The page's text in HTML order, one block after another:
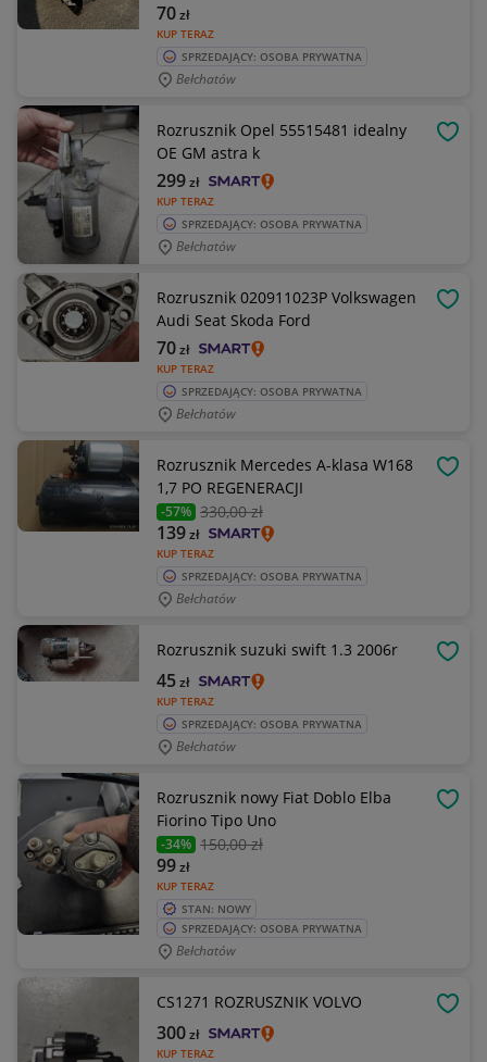
KUP TERAZ
70zł
SPRZEDAJĄCY: OSOBA PRYWATNA
Bełchatów
Rozrusznik Opel 55515481 idealny
OE GM astra k
KUP TERAZ
299zł
SPRZEDAJĄCY: OSOBA PRYWATNA
Bełchatów
Rozrusznik 020911023P Volkswagen
Audi Seat Skoda Ford
KUP TERAZ
70zł
SPRZEDAJĄCY: OSOBA PRYWATNA
Bełchatów
Rozrusznik Mercedes A-klasa W168
1,7 PO REGENERACJI
-57% 330,00 zł
KUP TERAZ
139zł
SPRZEDAJĄCY: OSOBA PRYWATNA
Bełchatów
Rozrusznik suzuki swift 1.3 2006r
KUP TERAZ
45zł
SPRZEDAJĄCY: OSOBA PRYWATNA
Bełchatów
Rozrusznik nowy Fiat Doblo Elba
Fiorino Tipo Uno
-34% 150,00 zł
KUP TERAZ
99zł
STAN: NOWY
SPRZEDAJĄCY: OSOBA PRYWATNA
Bełchatów
CS1271 ROZRUSZNIK VOLVO
KUP TERAZ
300zł